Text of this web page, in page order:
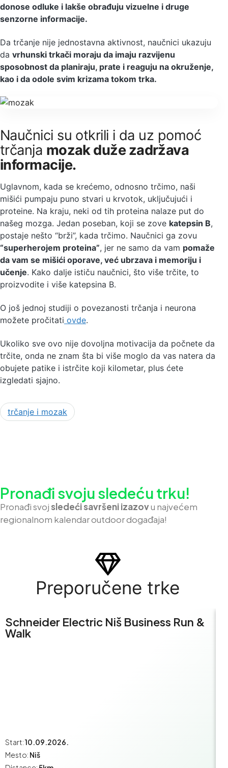
donose odluke i lakše obrađuju vizuelne i druge
senzorne informacije.
Da trčanje nije jednostavna aktivnost, naučnici ukazuju
da vrhunski trkači moraju da imaju razvijenu
sposobnost da planiraju, prate i reaguju na okruženje,
kao i da odole svim krizama tokom trka.
Naučnici su otkrili i da uz pomoć
trčanja mozak duže zadržava
informacije.
Uglavnom, kada se krećemo, odnosno trčimo, naši
mišići pumpaju puno stvari u krvotok, uključujući i
proteine. Na kraju, neki od tih proteina nalaze put do
našeg mozga. Jedan poseban, koji se zove katepsin B,
postaje nešto “brži”, kada trčimo. Naučnici ga zovu
“superherojem proteina”, jer ne samo da vam pomaže
da vam se mišići oporave, već ubrzava i memoriju i
učenje. Kako dalje ističu naučnici, što više trčite, to
proizvodite i više katepsina B.
O još jednoj studiji o povezanosti trčanja i neurona
možete pročitati ovde.
Ukoliko sve ovo nije dovoljna motivacija da počnete da
trčite, onda ne znam šta bi više moglo da vas natera da
obujete patike i istrčite koji kilometar, plus ćete
izgledati sjajno.
trčanje i mozak
Pronađi svoju sledeću trku!
Pronađi svojsledeći savršeni izazovu najvećem
regionalnom kalendar outdoor događaja!
Preporučene trke
Schneider Electric Niš Business Run &
Walk
Start:10.09.2026.
Mesto: Niš